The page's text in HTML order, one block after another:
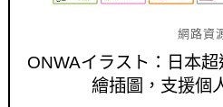
網路資
ONWAイラスト：日本
繪插圖，支援個